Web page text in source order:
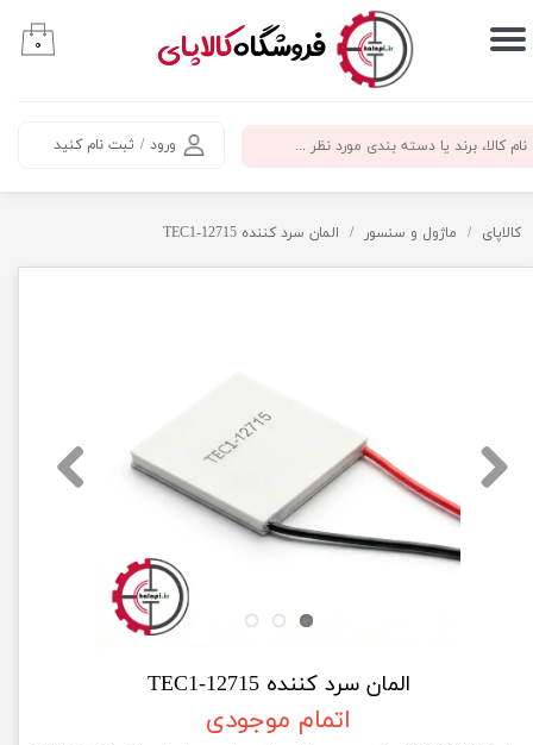
​فروشگاهکالاپای
ورود / ثبت نام کنید
حساب کاربری من
سفارشات
۰
کالاپای ماژول و سنسور المان سرد کننده TEC1-12715
المان سرد کننده TEC1-12715
اتمام موجودی